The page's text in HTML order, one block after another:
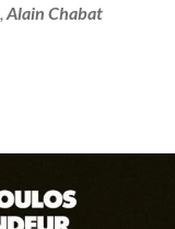
Alain Chabat